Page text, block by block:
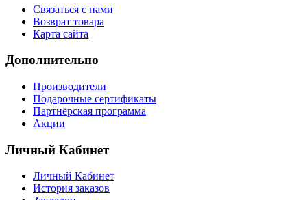
Связаться с нами
Возврат товара
Карта сайта
Дополнительно
Производители
Подарочные сертификаты
Партнёрская программа
Акции
Личный Кабинет
Личный Кабинет
История заказов